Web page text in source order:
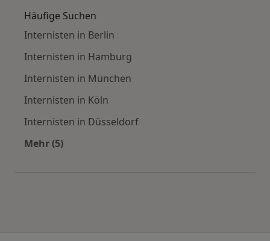
Häufige Suchen
Internisten in Berlin
Internisten in Hamburg
Internisten in München
Internisten in Köln
Internisten in Düsseldorf
Mehr (5)